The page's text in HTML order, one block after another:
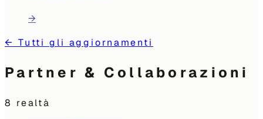
→
← Tutti gli aggiornamenti
Partner & Collaborazioni
8 realtà